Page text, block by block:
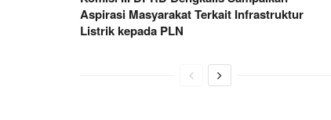
Aspirasi Masyarakat Terkait Infrastruktur
Listrik kepada PLN